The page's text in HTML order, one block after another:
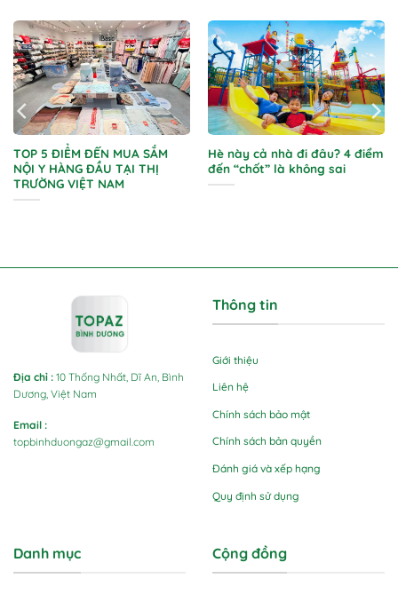
TOP 5 ĐIỂM ĐẾN MUA SẮM
NỘI Y HÀNG ĐẦU TẠI THỊ
TRƯỜNG VIỆT NAM
Hè này cả nhà đi đâu? 4 điểm
đến “chốt” là không sai
Địa chỉ : 10 Thống Nhất, Dĩ An, Bình
Dương, Việt Nam
Email :
topbinhduongaz@gmail.com
Thông tin
Giới thiệu
Liên hệ
Chính sách bảo mật
Chính sách bản quyền
Đánh giá và xếp hạng
Quy định sử dụng
Danh mục Cộng đồng